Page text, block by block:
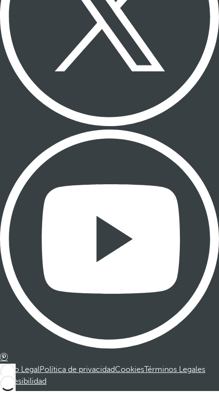
Aviso LegalPolítica de privacidadCookiesTérminos Legales
Accesibilidad